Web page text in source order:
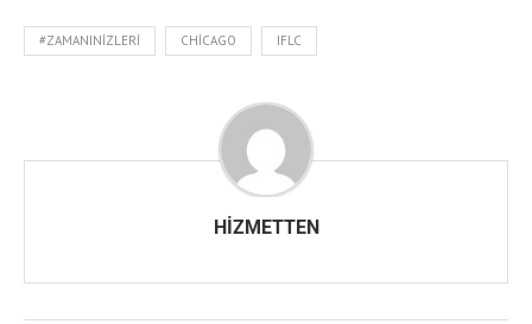
#ZAMANINIZLERI CHICAGO IFLC
HIZMETTEN